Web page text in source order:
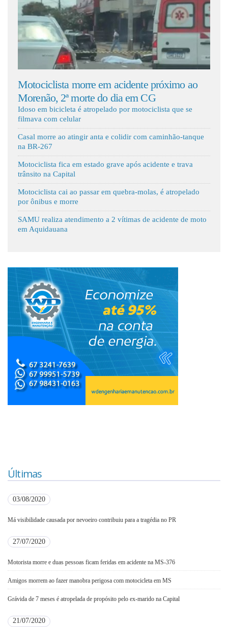
Fale Conosco
em acidente próximo ao
do dia em CG
Batida entre carro e
e quatro crianças feridas
Idoso em bicicleta é atropelado por motociclista que se
filmava com celular
Casal morre ao atingir anta e colidir com caminhão-tanque
na BR-267
Motociclista fica em estado grave após acidente e trava
trânsito na Capital
Motociclista cai ao passar em quebra-molas, é atropelado
por ônibus e morre
SAMU realiza atendimento a 2 vítimas de acidente de moto
em Aquidauana
Últimas
03/08/2020
Má visibilidade causada por nevoeiro contribuiu para a tragédia no PR
27/07/2020
Motorista morre e duas pessoas ficam feridas em acidente na MS-376
Amigos morrem ao fazer manobra perigosa com motocicleta em MS
Grávida de 7 meses é atropelada de propósito pelo ex-marido na Capital
21/07/2020